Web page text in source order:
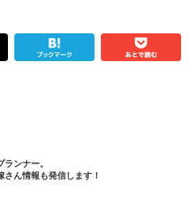
ンナー。
ん情報も発信します！